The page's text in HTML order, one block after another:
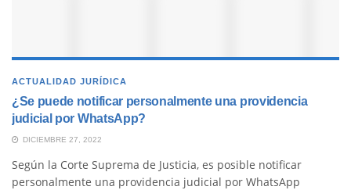
ACTUALIDAD JURÍDICA
¿Se puede notificar personalmente una providencia
judicial por WhatsApp?
DICIEMBRE 27, 2022
Según la Corte Suprema de Justicia, es posible notificar
personalmente una providencia judicial por WhatsApp